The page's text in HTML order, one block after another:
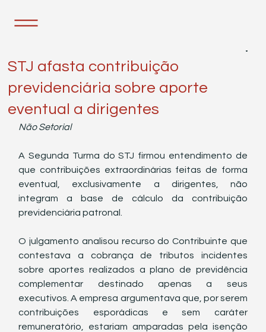
STJ afasta contribuição
previdenciária sobre aporte
eventual a dirigentes
Não Setorial
A Segunda Turma do STJ firmou entendimento de
que contribuições extraordinárias feitas de forma
eventual, exclusivamente a dirigentes, não
integram a base de cálculo da contribuição
previdenciária patronal.
O julgamento analisou recurso do Contribuinte que
contestava a cobrança de tributos incidentes
sobre aportes realizados a plano de previdência
complementar destinado apenas a seus
executivos. A empresa argumentava que, por serem
contribuições esporádicas e sem caráter
remuneratório, estariam amparadas pela isenção